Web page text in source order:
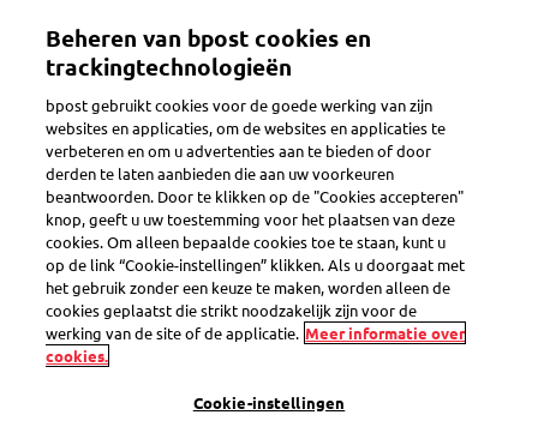
inhoud
Toggle navigation
Terug
Beheren van bpost cookies en
trackingtechnologieën
bpost gebruikt cookies voor de goede werking van zijn
websites en applicaties, om de websites en applicaties te
verbeteren en om u advertenties aan te bieden of door
derden te laten aanbieden die aan uw voorkeuren
beantwoorden. Door te klikken op de "Cookies accepteren"
knop, geeft u uw toestemming voor het plaatsen van deze
cookies. Om alleen bepaalde cookies toe te staan, kunt u
op de link “Cookie-instellingen” klikken. Als u doorgaat met
het gebruik zonder een keuze te maken, worden alleen de
cookies geplaatst die strikt noodzakelijk zijn voor de
werking van de site of de applicatie. Meer informatie over
cookies.
Cookie-instellingen